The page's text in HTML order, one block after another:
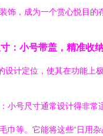
饰，成为一个赏心悦目的
：小号带盖，精准收
设计定位，使其在功能上
：小号尺寸通常设计得非
巾等。它能将这些“日用